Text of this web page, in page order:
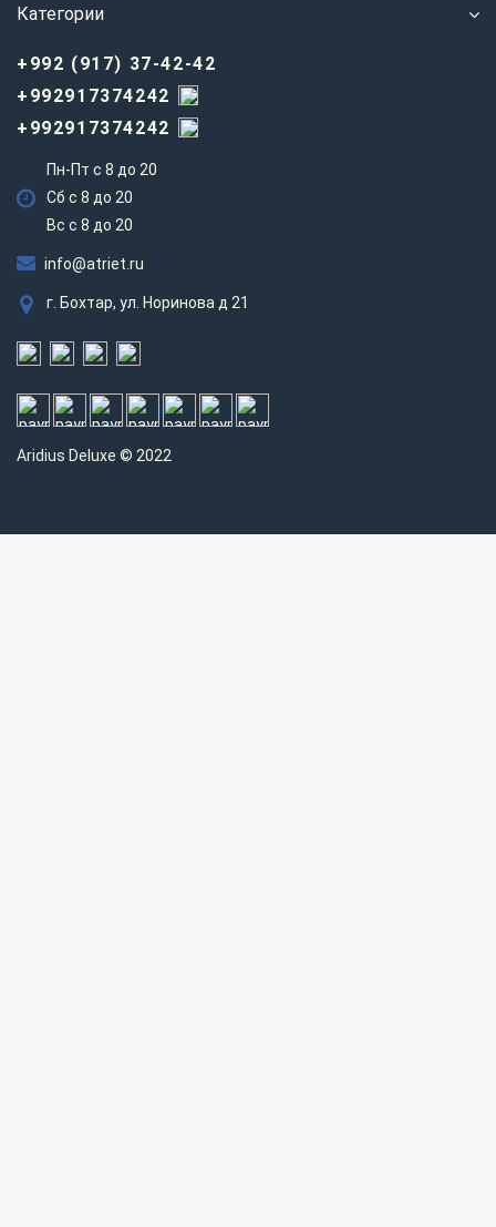
Категории
+992 (917) 37-42-42
+992917374242
+992917374242
Пн-Пт с 8 до 20
Сб с 8 до 20
Вс c 8 до 20
info@atriet.ru
г. Бохтар, ул. Норинова д 21
Aridius Deluxe © 2022